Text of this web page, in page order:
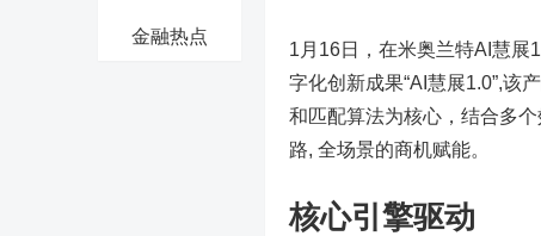
金融热点
1月16日，在米奥兰特AI慧展
字化创新成果“AI慧展1.0”,该
和匹配算法为核心，结合多
路, 全场景的商机赋能。
核心引擎驱动